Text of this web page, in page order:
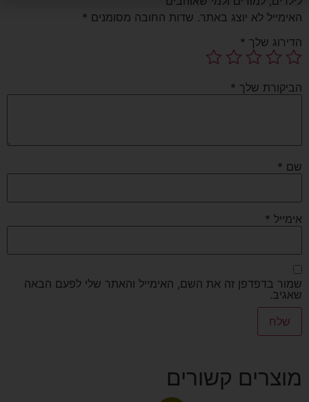
האימייל לא יוצג באתר. שדות החובה מסומנים *
הדירוג שלך *
הביקורת שלך *
שם *
אימייל *
שמור בדפדפן זה את השם, האימייל והאתר שלי לפעם הבאה
שאגיב.
מוצרים קשורים